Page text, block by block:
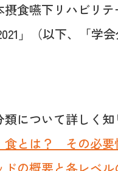
摂食嚥下リハビリ
」（以下、「学
について詳しく
食とは？ その必要